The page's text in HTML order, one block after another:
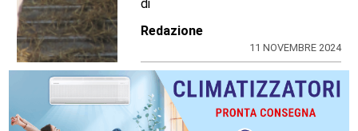
di
Redazione
11 NOVEMBRE 2024